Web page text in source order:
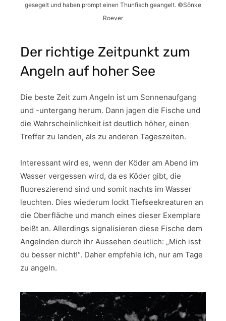
gesegelt und haben prompt einen Thunfisch geangelt. ©Sönke
Roever
Der richtige Zeitpunkt zum
Angeln auf hoher See
Die beste Zeit zum Angeln ist um Sonnenaufgang
und -untergang herum. Dann jagen die Fische und
die Wahrscheinlichkeit ist deutlich höher, einen
Treffer zu landen, als zu anderen Tageszeiten.
Interessant wird es, wenn der Köder am Abend im
Wasser vergessen wird, da es Köder gibt, die
fluoreszierend sind und somit nachts im Wasser
leuchten. Dies wiederum lockt Tiefseekreaturen an
die Oberfläche und manch eines dieser Exemplare
beißt an. Allerdings signalisieren diese Fische dem
Angelnden durch ihr Aussehen deutlich: „Mich isst
du besser nicht!“. Daher empfehle ich, nur am Tage
zu angeln.